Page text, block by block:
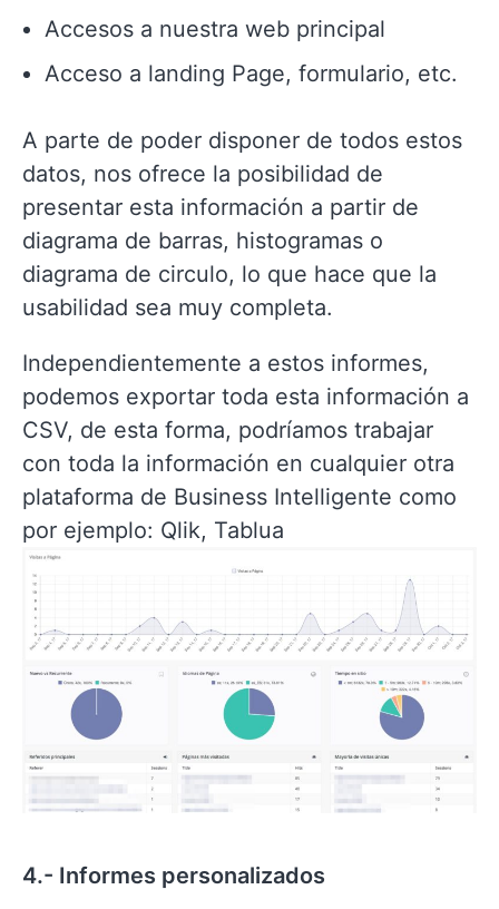
Accesos a nuestra web principal
Acceso a landing Page, formulario, etc.
A parte de poder disponer de todos estos
datos, nos ofrece la posibilidad de
presentar esta información a partir de
diagrama de barras, histogramas o
diagrama de circulo, lo que hace que la
usabilidad sea muy completa.
Independientemente a estos informes,
podemos exportar toda esta información a
CSV, de esta forma, podríamos trabajar
con toda la información en cualquier otra
plataforma de Business Intelligente como
por ejemplo: Qlik, Tablua
4.- Informes personalizados